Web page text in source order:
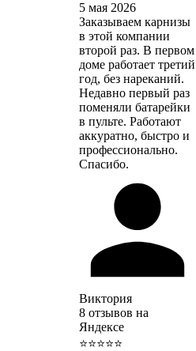
5 мая 2026
Заказываем карнизы
в этой компании
второй раз. В первом
доме работает третий
год, без нареканий.
Недавно первый раз
поменяли батарейки
в пульте. Работают
аккуратно, быстро и
профессионально.
Спасибо.
Виктория
8 отзывов на
Яндексе
⭐⭐⭐⭐⭐